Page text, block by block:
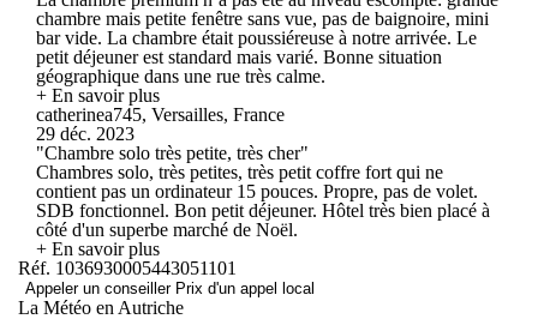
chambre mais petite fenêtre sans vue, pas de baignoire, mini
bar vide. La chambre était poussiéreuse à notre arrivée. Le
petit déjeuner est standard mais varié. Bonne situation
géographique dans une rue très calme.
+ En savoir plus
catherinea745, Versailles, France
29 déc. 2023
"Chambre solo très petite, très cher"
Chambres solo, très petites, très petit coffre fort qui ne
contient pas un ordinateur 15 pouces. Propre, pas de volet.
SDB fonctionnel. Bon petit déjeuner. Hôtel très bien placé à
côté d'un superbe marché de Noël.
+ En savoir plus
Réf. 1036930005443051101
Appeler un conseiller Prix d'un appel local
La Météo en Autriche